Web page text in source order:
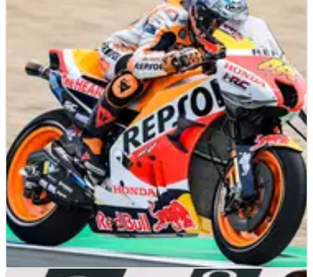
25/06/22
MotoGP Belanda: Aleix Espargaro Pimpin FP3
Meski jatuh pada akhir sesi, Aleix Espargaro menuju
kualifikasi MotoGP Belanda dengan memimpin Free Practice
3 dari Fabio Quartararo.